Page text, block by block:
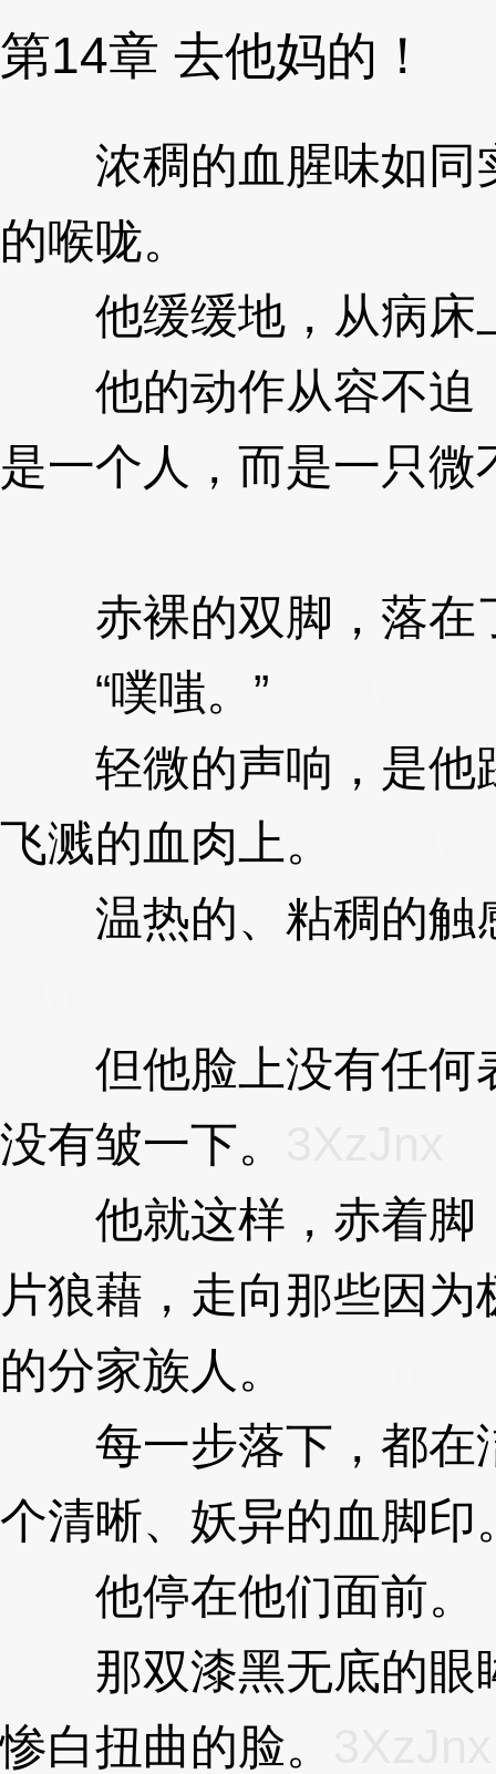
第14章 去他妈的！
浓稠的血腥味如同
的喉咙。
他缓缓地，从病床
他的动作从容不迫
是一个人，而是一只微
赤裸的双脚，落在
“噗嗤。”
轻微的声响，是他
飞溅的血肉上。
温热的、粘稠的触
但他脸上没有任何
没有皱一下。
他就这样，赤着脚
片狼藉，走向那些因
的分家族人。
每一步落下，都在
个清晰、妖异的血脚印
他停在他们面前。
那双漆黑无底的眼
惨白扭曲的脸。